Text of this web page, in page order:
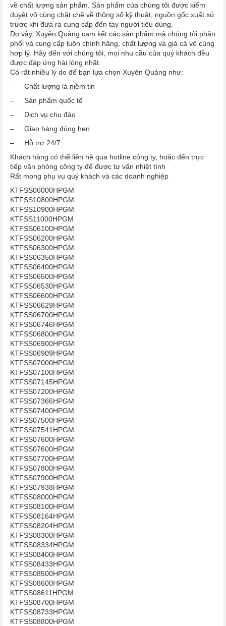
về chất lượng sản phẩm. Sản phẩm của chúng tôi được kiểm
duyệt vô cùng chặt chẽ về thông số kỹ thuật, nguồn gốc xuất xứ
trước khi đưa ra cung cấp đến tay người tiêu dùng.
Do vậy, Xuyên Quảng cam kết các sản phẩm mà chúng tôi phân
phối và cung cấp luôn chính hãng, chất lượng và giá cả vô cùng
hợp lý. Hãy đến với chúng tôi, mọi nhu cầu của quý khách đều
được đáp ứng hài lòng nhất.
Có rất nhiều lý do để bạn lựa chọn Xuyên Quảng như:
– Chất lượng là niềm tin
– Sản phẩm quốc tế
– Dịch vụ chu đáo
– Giao hàng đúng hẹn
– Hỗ trợ 24/7
Khách hàng có thể liên hệ qua hotline công ty, hoặc đến trực
tiếp văn phòng công ty để được tư vấn nhiệt tình
Rất mong phụ vụ quý khách và các doanh nghiệp
KTFSS06000HPGM
KTFSS10800HPGM
KTFSS10900HPGM
KTFSS11000HPGM
KTFSS06100HPGM
KTFSS06200HPGM
KTFSS06300HPGM
KTFSS06350HPGM
KTFSS06400HPGM
KTFSS06500HPGM
KTFSS06530HPGM
KTFSS06600HPGM
KTFSS06629HPGM
KTFSS06700HPGM
KTFSS06746HPGM
KTFSS06800HPGM
KTFSS06900HPGM
KTFSS06909HPGM
KTFSS07000HPGM
KTFSS07100HPGM
KTFSS07145HPGM
KTFSS07200HPGM
KTFSS07366HPGM
KTFSS07400HPGM
KTFSS07500HPGM
KTFSS07541HPGM
KTFSS07600HPGM
KTFSS07600HPGM
KTFSS07700HPGM
KTFSS07800HPGM
KTFSS07900HPGM
KTFSS07938HPGM
KTFSS08000HPGM
KTFSS08100HPGM
KTFSS08164HPGM
KTFSS08204HPGM
KTFSS08300HPGM
KTFSS08334HPGM
KTFSS08400HPGM
KTFSS08433HPGM
KTFSS08500HPGM
KTFSS08600HPGM
KTFSS08611HPGM
KTFSS08700HPGM
KTFSS08733HPGM
KTFSS08800HPGM